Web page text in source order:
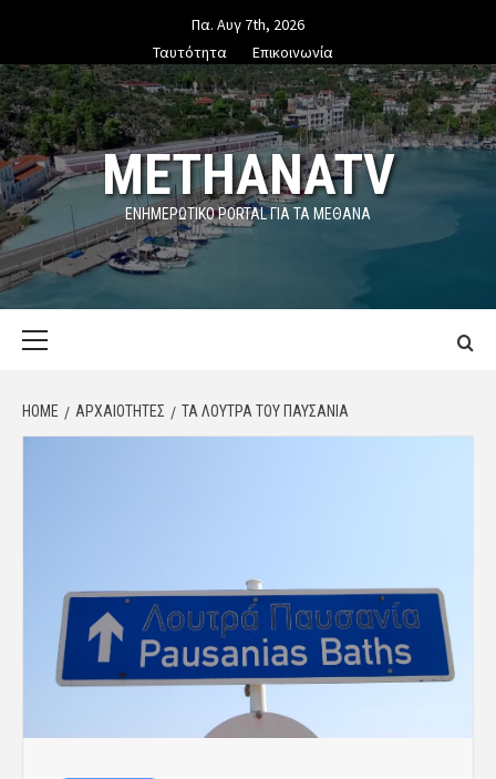
content
Πα. Αυγ 7th, 2026
Ταυτότητα
Επικοινωνία
METHANATV
ΕΝΗΜΕΡΩΤΙΚΌ PORTAL ΓΙΑ ΤΑ ΜΕΘΑΝΑ
HOME ΑΡΧΑΙΟΤΗΤΕΣ ΤΑ ΛΟΥΤΡΆ ΤΟΥ ΠΑΥΣΑΝΊΑ